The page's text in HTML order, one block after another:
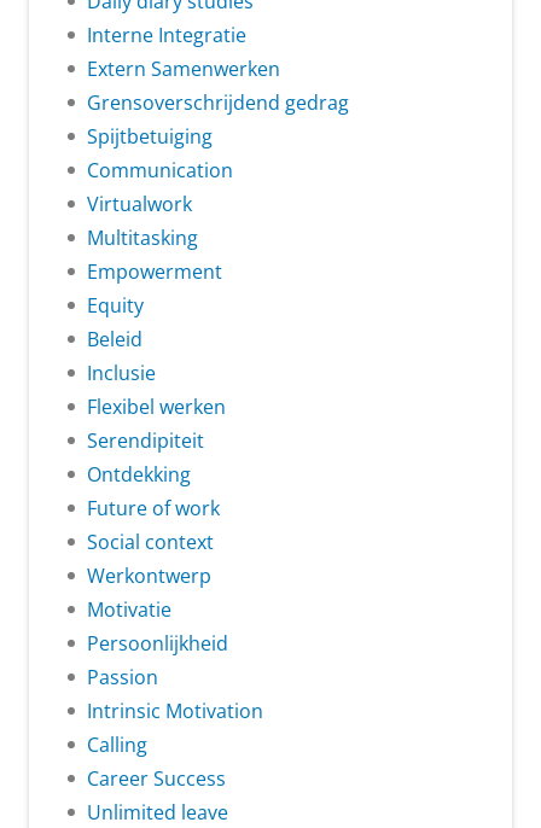
Interne Integratie
Extern Samenwerken
Grensoverschrijdend gedrag
Spijtbetuiging
Communication
Virtualwork
Multitasking
Empowerment
Equity
Beleid
Inclusie
Flexibel werken
Serendipiteit
Ontdekking
Future of work
Social context
Werkontwerp
Motivatie
Persoonlijkheid
Passion
Intrinsic Motivation
Calling
Career Success
Unlimited leave